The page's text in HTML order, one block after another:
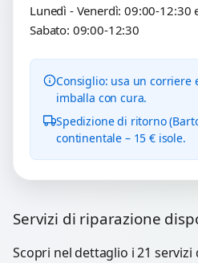
Lunedì - Venerdì: 09:00-12:30
Sabato: 09:00-12:30
Consiglio: usa un corriere
imballa con cura.
Spedizione di ritorno
continentale – 15 € isole.
Servizi di riparazione
Scopri nel dettaglio i 21